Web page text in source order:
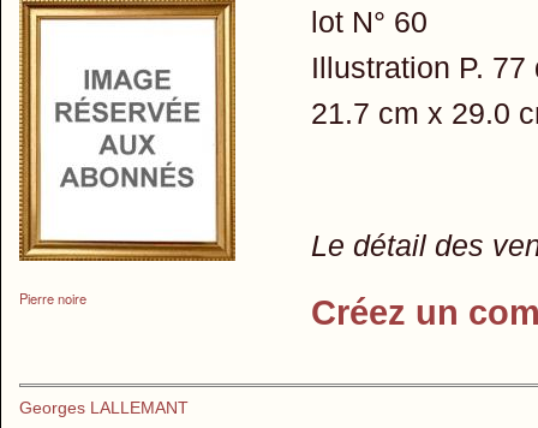
Pierre noire
lot N° 60
Illustration P.
21.7 cm x 29.0
Le détail des
Créez un
Georges LALLEMANT